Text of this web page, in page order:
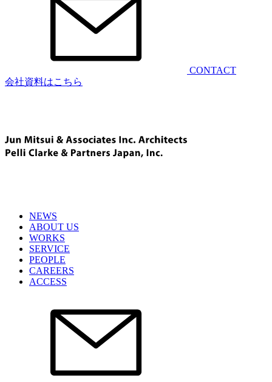
CONTACT
会社資料はこちら
NEWS
ABOUT US
WORKS
SERVICE
PEOPLE
CAREERS
ACCESS